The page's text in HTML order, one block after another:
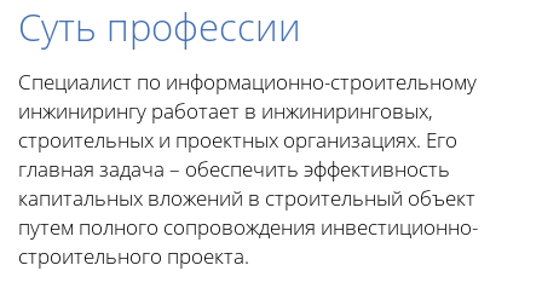
Суть профессии
Специалист по информационно-строительному
инжинирингу работает в инжиниринговых,
строительных и проектных организациях. Его
главная задача – обеспечить эффективность
капитальных вложений в строительный объект
путем полного сопровождения инвестиционно-
строительного проекта.